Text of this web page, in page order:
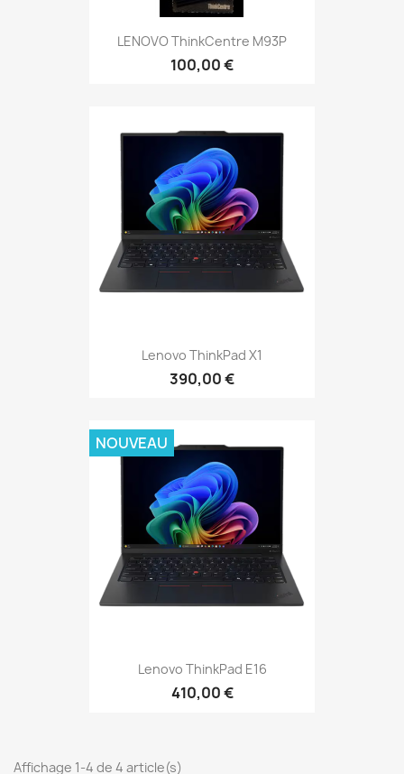
LENOVO ThinkCentre M93P
100,00 €
Lenovo ThinkPad X1
390,00 €
Lenovo ThinkPad E16
410,00 €
NOUVEAU
Affichage 1-4 de 4 article(s)